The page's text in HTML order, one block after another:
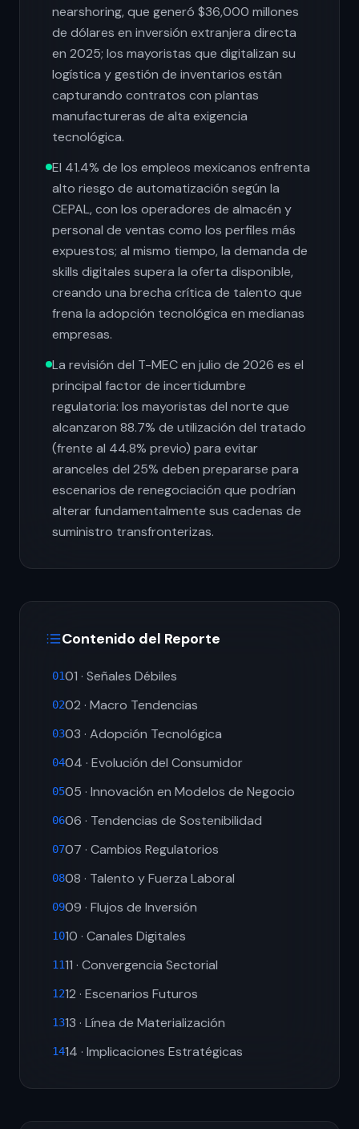
nearshoring, que generó $36,000 millones
de dólares en inversión extranjera directa
en 2025; los mayoristas que digitalizan su
logística y gestión de inventarios están
capturando contratos con plantas
manufactureras de alta exigencia
tecnológica.
El 41.4% de los empleos mexicanos enfrenta
alto riesgo de automatización según la
CEPAL, con los operadores de almacén y
personal de ventas como los perfiles más
expuestos; al mismo tiempo, la demanda de
skills digitales supera la oferta disponible,
creando una brecha crítica de talento que
frena la adopción tecnológica en medianas
empresas.
La revisión del T-MEC en julio de 2026 es el
principal factor de incertidumbre
regulatoria: los mayoristas del norte que
alcanzaron 88.7% de utilización del tratado
(frente al 44.8% previo) para evitar
aranceles del 25% deben prepararse para
escenarios de renegociación que podrían
alterar fundamentalmente sus cadenas de
suministro transfronterizas.
Contenido del Reporte
0101 · Señales Débiles
0202 · Macro Tendencias
0303 · Adopción Tecnológica
0404 · Evolución del Consumidor
0505 · Innovación en Modelos de Negocio
0606 · Tendencias de Sostenibilidad
0707 · Cambios Regulatorios
0808 · Talento y Fuerza Laboral
0909 · Flujos de Inversión
1010 · Canales Digitales
1111 · Convergencia Sectorial
1212 · Escenarios Futuros
1313 · Línea de Materialización
1414 · Implicaciones Estratégicas